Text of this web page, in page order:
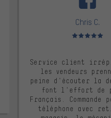
Chris C.
Note moyenne :
Service client
les vendeurs
peine d'écouter la
font l'effort de
Français. Commande
téléphone avec